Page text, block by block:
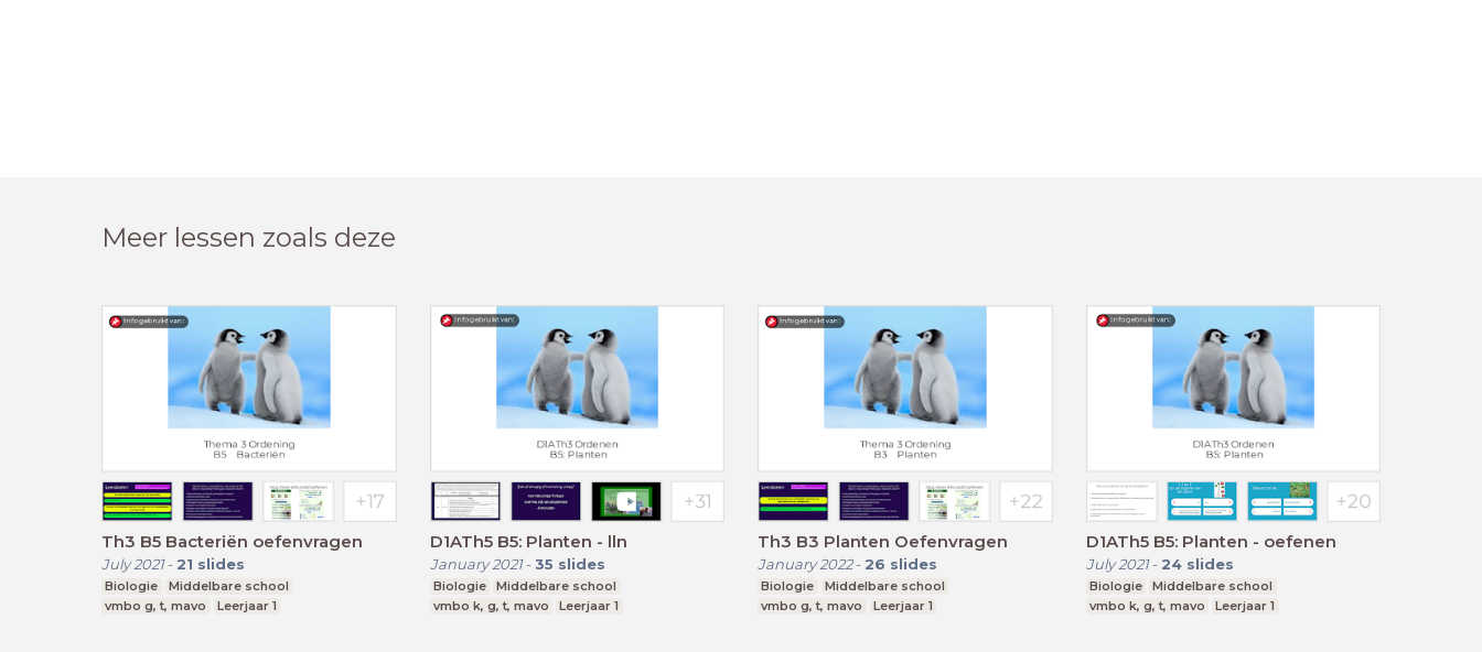
Meer lessen zoals deze
Th3 B5 Bacteriën oefenvragen
July 2021- 21 slides
Biologie
Middelbare school
vmbo g, t, mavo
Leerjaar 1
D1ATh5 B5: Planten - lln
January 2021- 35 slides
Biologie
Middelbare school
vmbo k, g, t, mavo
Leerjaar 1
Th3 B3 Planten Oefenvragen
January 2022- 26 slides
Biologie
Middelbare school
vmbo g, t, mavo
Leerjaar 1
D1ATh5 B5: Planten - oefenen
July 2021- 24 slides
Biologie
Middelbare school
vmbo k, g, t, mavo
Leerjaar 1